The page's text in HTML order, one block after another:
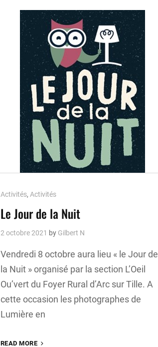
Cat
Links
Activités, Activités
Le Jour de la Nuit
2 octobre 2021 by Gilbert N
Vendredi 8 octobre aura lieu « le Jour de
la Nuit » organisé par la section L’Oeil
Ou’vert du Foyer Rural d’Arc sur Tille. A
cette occasion les photographes de
Lumière en
READ MORE